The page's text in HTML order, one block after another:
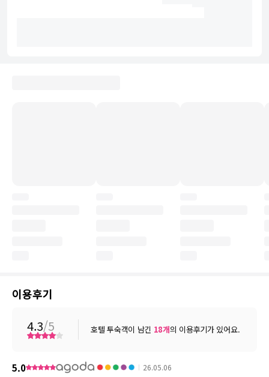
이용후기
4.3/5 호텔 투숙객이 남긴 18개의 이용후기가 있어요.
5.0 26.05.06